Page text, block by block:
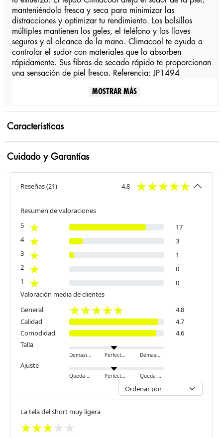
manteniéndola fresca y seca para minimizar las
distracciones y optimizar tu rendimiento. Los bolsillos
múltiples mantienen los geles, el teléfono y las llaves
seguros y al alcance de la mano. Climacool te ayuda a
controlar el sudor con materiales que lo absorben
rápidamente. Sus fibras de secado rápido te proporcionan
una sensación de piel fresca. Referencia: JP1494
MOSTRAR MÁS
Caracteristicas
Cuidado y Garantías
Reseñas(21) 4.8
Resumen de valoraciones
5
17
4
3
3
1
2
0
1
0
Valoración media de clientes
General
4.8
Calidad
4.7
Comodidad
4.6
Talla
Demasiado pequeño Perfecto Demasiado grande
Ajuste
Queda ajustado Perfecto Queda holgado
La tela del short muy ligera